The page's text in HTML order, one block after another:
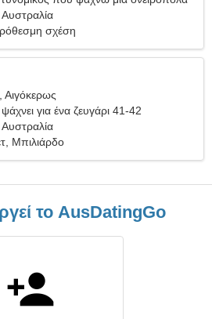
σχέση
Αιγόκερως
για ένα ζευγάρι 41-42
Μπιλιάρδο
το AusDatingGo